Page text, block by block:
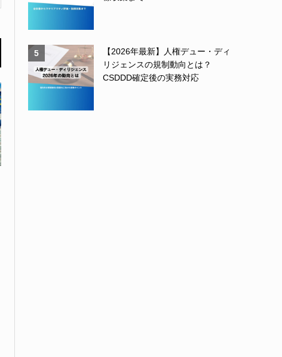
5
【2026年最新】人権デュー・ディ
リジェンスの規制動向とは？
CSDDD確定後の実務対応